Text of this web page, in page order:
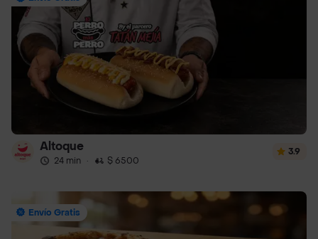
Altoque
24 min · $ 6500
3.9
Envío Gratis